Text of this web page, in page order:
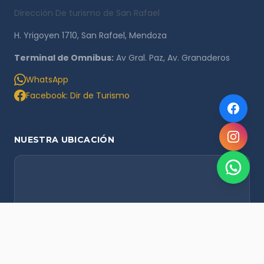
Dirección De turismo de San Rafael
H. Yrigoyen 1710, San Rafael, Mendoza
Terminal de Omnibus: Av Gral. Paz, Av. Granaderos
WhatsApp
Facebook: Dir de Turismo
NUESTRA UBICACIÓN